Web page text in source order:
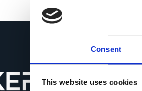
Consent
This website uses cookies